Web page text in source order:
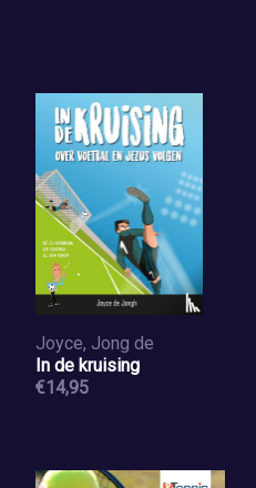
Joyce, Jong de
In de kruising
€14,95